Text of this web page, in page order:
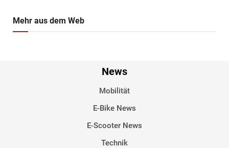
Mehr aus dem Web
News
Mobilität
E-Bike News
E-Scooter News
Technik